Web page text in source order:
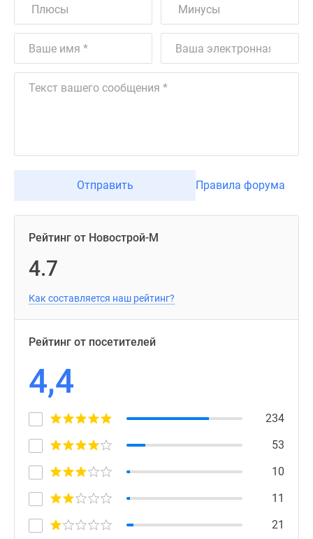
Отправить Правила форума
Рейтинг от Новострой-М
4.7
Как составляется наш рейтинг?
Рейтинг от посетителей
4,4
234
53
10
11
21